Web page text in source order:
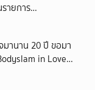
ายการ
านาน 20 ปี ขอมา
in Love
งสองคน พร้อมเผย